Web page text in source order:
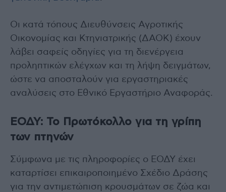
Οι κατά τόπους Διευθύνσεις Αγροτικής
Οικονομίας και Κτηνιατρικής (ΔΑΟΚ) έχουν
λάβει σαφείς οδηγίες για τη διενέργεια
προληπτικών ελέγχων και τη λήψη δειγμάτων,
ώστε να αποσταλούν για εργαστηριακές
αναλύσεις στο Εθνικό Εργαστήριο Αναφοράς.
ΕΟΔΥ: Το Πρωτόκολλο για τη γρίπη
των πτηνών
Σύμφωνα με τις πληροφορίες ο ΕΟΔΥ έχει
καταρτίσει επικαιροποιημένο Σχέδιο Δράσης
για την αντιμετώπιση κρουσμάτων σε ζώα και